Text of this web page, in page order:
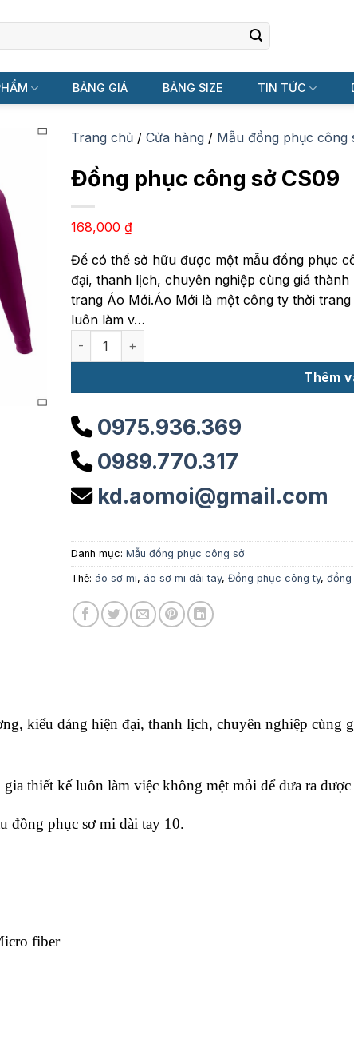
BẢNG GIÁ BẢNG SIZE TIN TỨC
Trang chủ / Cửa hàng / Mẫu đồng phục công
Đồng phục công sở CS09
168,000 ₫
Để có thể sở hữu được một mẫu đồng phục
đại, thanh lịch, chuyên nghiệp cùng giá
trang Áo Mới.Áo Mới là một công ty thời
luôn làm v…
Đồng phục công sở CS09 số lượng
Thêm
0975.936.369
0989.770.317
kd.aomoi@gmail.com
Danh mục: Mẫu đồng phục công sở
Thẻ: áo sơ mi, áo sơ mi dài tay, Đồng phục công ty, đồng
kiểu dáng hiện đại, thanh lịch, chuyên nghiệp
thiết kế luôn làm việc không mệt mỏi để đưa ra được
đồng phục sơ mi dài tay 10.
fiber